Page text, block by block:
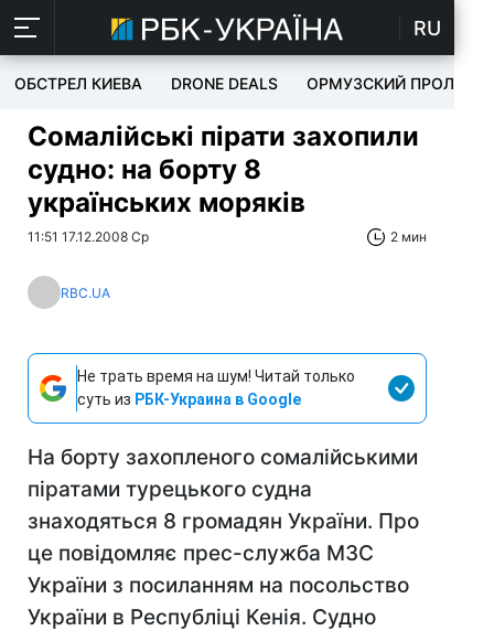
RU
ОБСТРЕЛ КИЕВА DRONE DEALS ОРМУЗСКИЙ ПРОЛИВ
Сомалійські пірати захопили
судно: на борту 8
українських моряків
11:51 17.12.2008 Ср 2 мин
RBC.UA
Не трать время на шум! Читай только
суть из РБК-Украина в Google
На борту захопленого сомалійськими
піратами турецького судна
знаходяться 8 громадян України. Про
це повідомляє прес-служба МЗС
України з посиланням на посольство
України в Республіці Кенія. Судно